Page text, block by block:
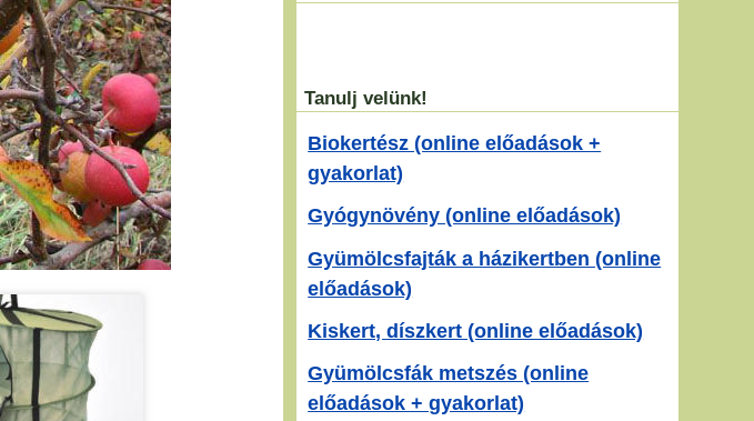
Tanulj velünk!
Biokertész (online előadások +
gyakorlat)
Gyógynövény (online előadások)
Gyümölcsfajták a házikertben (online
előadások)
Kiskert, díszkert (online előadások)
Gyümölcsfák metszés (online
előadások + gyakorlat)